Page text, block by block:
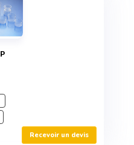
Recevoir un devis